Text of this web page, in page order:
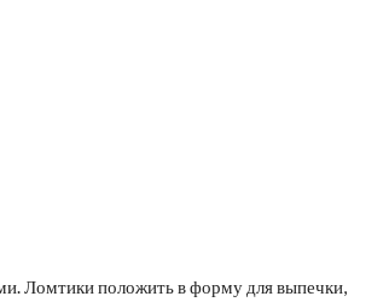
Ломтики положить в форму для выпечки,